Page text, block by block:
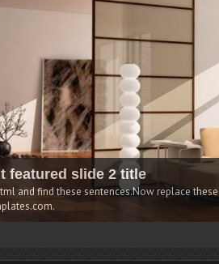
This is default featured
Go to Blogger edit html and find
Premiumbloggertemplates.com.